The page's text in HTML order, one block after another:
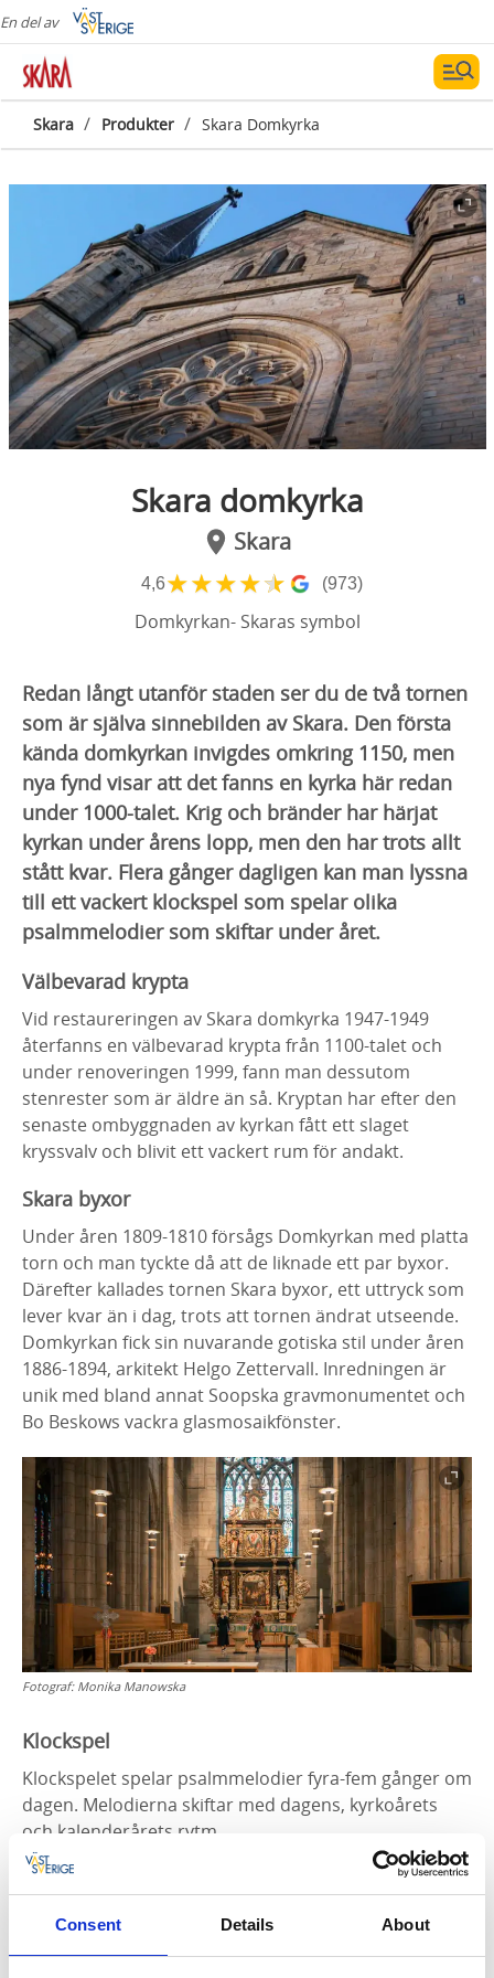
Consent Details About
En del av
Skara / Produkter / Skara Domkyrka
Skara domkyrka
Skara
4,6★★★★★ (973)
Domkyrkan- Skaras symbol
Redan långt utanför staden ser du de två tornen
som är själva sinnebilden av Skara. Den första
kända domkyrkan invigdes omkring 1150, men
nya fynd visar att det fanns en kyrka här redan
under 1000-talet. Krig och bränder har härjat
kyrkan under årens lopp, men den har trots allt
stått kvar. Flera gånger dagligen kan man lyssna
till ett vackert klockspel som spelar olika
psalmmelodier som skiftar under året.
Välbevarad krypta
Vid restaureringen av Skara domkyrka 1947-1949
återfanns en välbevarad krypta från 1100-talet och
under renoveringen 1999, fann man dessutom
stenrester som är äldre än så. Kryptan har efter den
senaste ombyggnaden av kyrkan fått ett slaget
kryssvalv och blivit ett vackert rum för andakt.
Skara byxor
Under åren 1809-1810 försågs Domkyrkan med platta
torn och man tyckte då att de liknade ett par byxor.
Därefter kallades tornen Skara byxor, ett uttryck som
lever kvar än i dag, trots att tornen ändrat utseende.
Domkyrkan fick sin nuvarande gotiska stil under åren
1886-1894, arkitekt Helgo Zettervall. Inredningen är
unik med bland annat Soopska gravmonumentet och
Bo Beskows vackra glasmosaikfönster.
Fotograf: Monika Manowska
Klockspel
Klockspelet spelar psalmmelodier fyra-fem gånger om
dagen. Melodierna skiftar med dagens, kyrkoårets
och kalenderårets rytm.
Se vilka melodier som spelas just
https://www.svenskakyrkan.se/skara/klockspelet-i-
Öppettider